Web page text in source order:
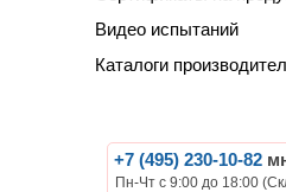
Видео испытаний
Каталоги
+7 (495) 230-10-82
Пн-Чт с 9:00 до 18:00